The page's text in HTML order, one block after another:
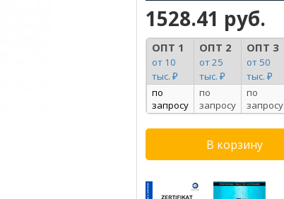
1528.41 руб.
ОПТ 1
от 10
тыс. ₽
ОПТ 2
от 25
тыс. ₽
ОПТ 3
от 50
тыс. ₽
по
запросу
по
запросу
по
запросу